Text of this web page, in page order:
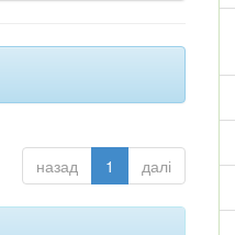
назад 1 далі